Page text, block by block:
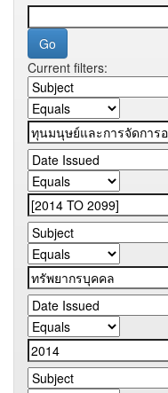
Current filters: